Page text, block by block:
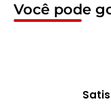
Você pode